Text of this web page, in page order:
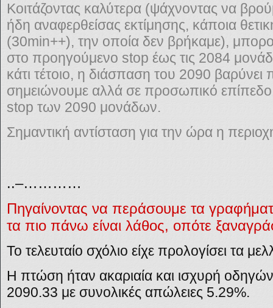
Κοιτάζοντας καλύτερα (ψάχνοντας να
ήδη αναφερθείσας εκτίμησης, κάποια
(30min++), την οποία δεν βρήκαμε),
στο προηγούμενο stop έως τις 2084
κάτι τέτοιο, η διάσπαση του 2090
σημειώνουμε αλλά σε προσωπικό
stop των 2090 μονάδων.
Σημαντική αντίσταση για την ώρα η
..–…………
Πηγαίνοντας να περάσουμε τα
τα πιο πάνω είναι λάθος, οπότε
Το τελευταίο σχόλιο είχε προλογίσει τα
Η πτώση ήταν ακαριαία και ισχυρή
2090.33 με συνολικές απώλειες 5.29%.